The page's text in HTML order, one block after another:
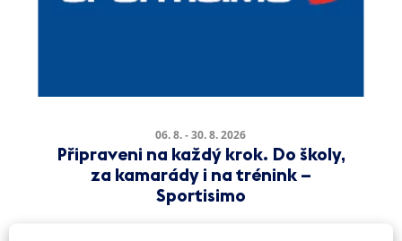
06. 8. - 30. 8. 2026
Připraveni na každý krok. Do školy,
za kamarády i na trénink –
Sportisimo